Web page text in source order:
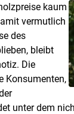
to main
kaum
vermutlich
des
bleibt
Die
Konsumenten,
unter dem